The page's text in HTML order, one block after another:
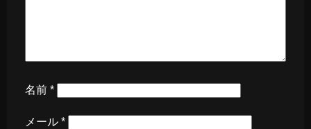
名前 *
メール *